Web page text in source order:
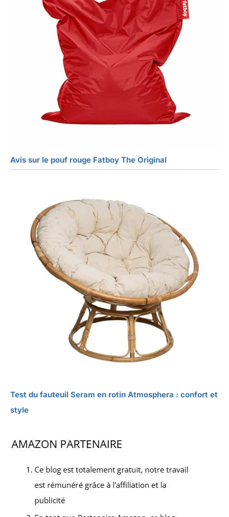
Avis sur le pouf rouge Fatboy The Original
Test du fauteuil Seram en rotin Atmosphera : confort et
style